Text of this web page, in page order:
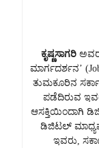
ಕೃಷ್ಣಸಾಗರಿ
ಮಾರ್ಗದರ್ಶನ’
ತುಮಕೂರಿನ
ಪಡೆದಿರುವ
ಆಸಕ್ತಿಯಿಂದಾಗಿ
ಡಿಜಿಟಲ್
ಇವರು,